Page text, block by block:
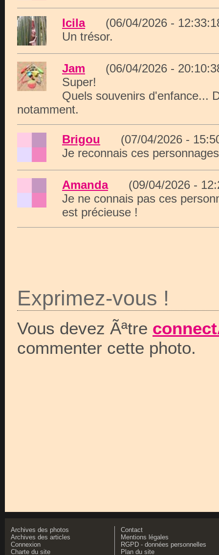
Icila(06/04/2026 -
Un trésor.
Jam (06/04/2026 -
Super!
Quels souvenirs d'enfance...
notamment.
Brigou (07/04/2026 -
Je reconnais ces
Amanda(09/04/2026 -
Je ne connais pas ces
est précieuse !
Exprimez-vous !
Vous devez Ãªtre
commenter cette photo.
Archives des photos
Archives des articles
Connexion
Charte du site
Contact
Mentions légales
RGPD - données personnelles
Plan du site